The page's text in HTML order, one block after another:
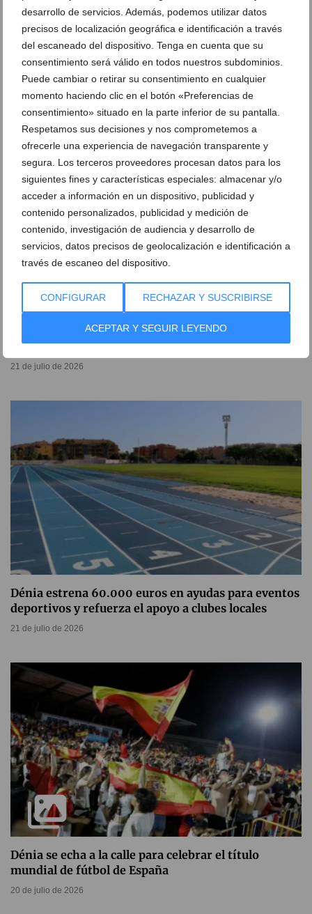
desarrollo de servicios. Además, podemos utilizar datos
precisos de localización geográfica e identificación a través
del escaneado del dispositivo. Tenga en cuenta que su
consentimiento será válido en todos nuestros subdominios.
Puede cambiar o retirar su consentimiento en cualquier
momento haciendo clic en el botón «Preferencias de
consentimiento» situado en la parte inferior de su pantalla.
Respetamos sus decisiones y nos comprometemos a
ofrecerle una experiencia de navegación transparente y
segura. Los terceros proveedores procesan datos para los
siguientes fines y características especiales: almacenar y/o
acceder a información en un dispositivo, publicidad y
contenido personalizados, publicidad y medición de
contenido, investigación de audiencia y desarrollo de
servicios, datos precisos de geolocalización e identificación a
través de escaneo del dispositivo.
CONFIGURAR RECHAZAR Y SUSCRIBIRSE
ACEPTAR Y SEGUIR LEYENDO
Temporada histórica para el Club de Atletismo
Baleària Diànium: logros nacionales, autonómicos y
récord en su campus
Hito histórico del Club Natació Dénia en el
Campeonato de España Infantil
21 de julio de 2026
Dénia estrena 60.000 euros en ayudas para eventos
deportivos y refuerza el apoyo a clubes locales
21 de julio de 2026
Dénia se echa a la calle para celebrar el título
mundial de fútbol de España
20 de julio de 2026